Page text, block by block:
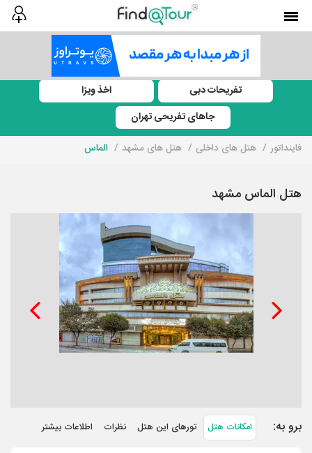
تفریحات دبی
اخذ ویزا
جاهای تفریحی تهران
فاینداتور هتل های داخلی هتل های مشهد الماس
هتل الماس مشهد
برو به: امکانات هتل تورهای این هتل نظرات اطلاعات بیشتر